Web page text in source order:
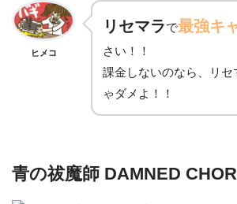
ヒメコ
リセマラで最強キ
さい！！
課金しないのなら、リセ
ゃダメよ！！
青の祓魔師 DAMNED